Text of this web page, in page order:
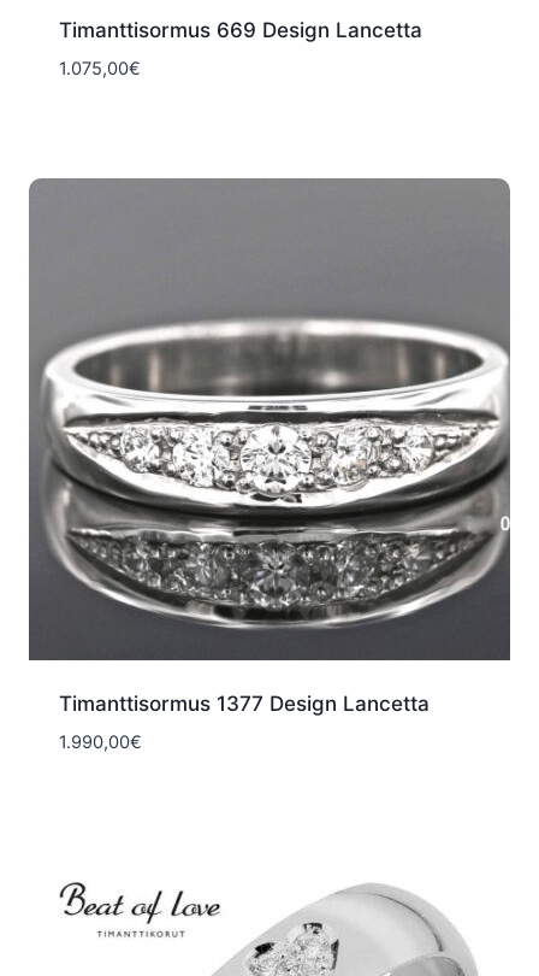
Timanttisormus 669 Design Lancetta
1.075,00€
Timanttisormus 1377 Design Lancetta
1.990,00€